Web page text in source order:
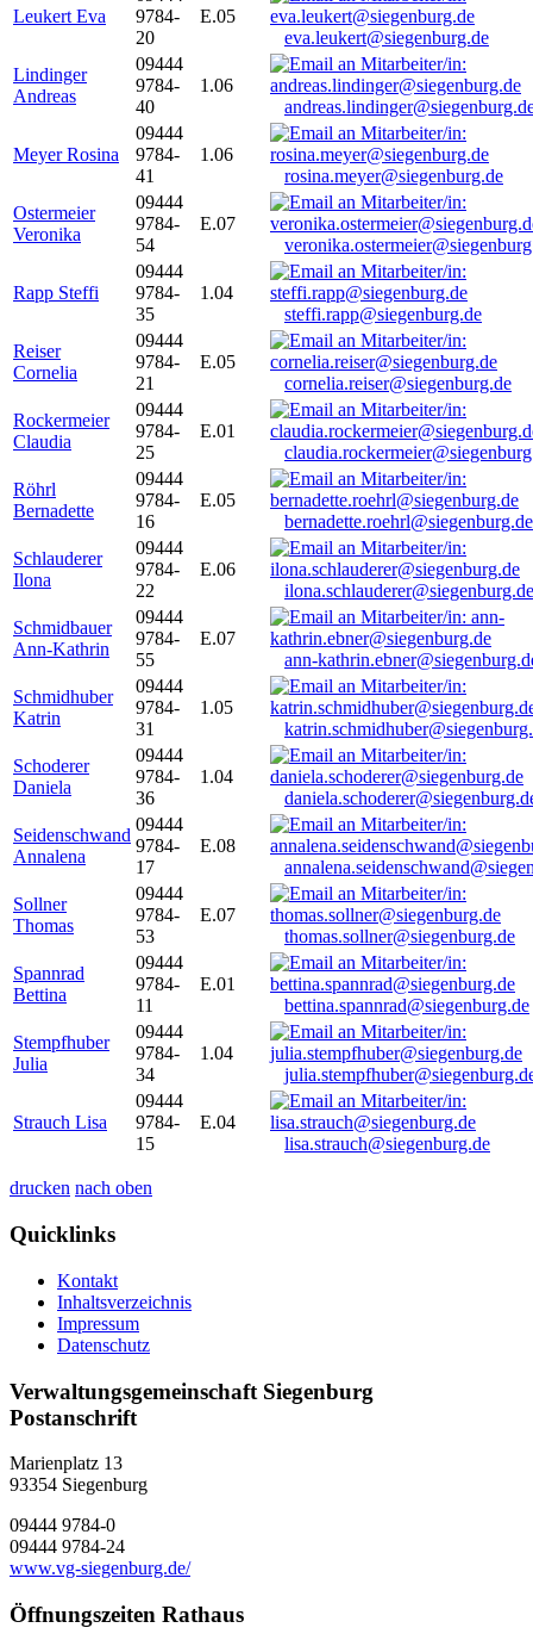
Leukert Eva
9784-
20
E.05
eva.leukert@siegenburg.de
Lindinger
Andreas
09444
9784-
40
1.06
Meyer Rosina
09444
9784-
41
1.06
rosina.meyer@siegenburg.de
Ostermeier
Veronika
09444
9784-
54
E.07
Rapp Steffi
09444
9784-
35
1.04
steffi.rapp@siegenburg.de
Reiser
Cornelia
09444
9784-
21
E.05
cornelia.reiser@siegenburg.de
Rockermeier
Claudia
09444
9784-
25
E.01
Röhrl
Bernadette
09444
9784-
16
E.05
bernadette.roehrl@siegenburg.de
Schlauderer
Ilona
09444
9784-
22
E.06
ilona.schlauderer@siegenburg.de
Schmidbauer
Ann-Kathrin
09444
9784-
55
E.07
ann-
Schmidhuber
Katrin
09444
9784-
31
1.05
Schoderer
Daniela
09444
9784-
36
1.04
Seidenschwand
Annalena
09444
9784-
17
E.08
Sollner
Thomas
09444
9784-
53
E.07
thomas.sollner@siegenburg.de
Spannrad
Bettina
09444
9784-
11
E.01
bettina.spannrad@siegenburg.de
Stempfhuber
Julia
09444
9784-
34
1.04
Strauch Lisa
09444
9784-
15
E.04
lisa.strauch@siegenburg.de
drucken nach oben
Quicklinks
Kontakt
Inhaltsverzeichnis
Impressum
Datenschutz
Verwaltungsgemeinschaft Siegenburg
Postanschrift
Marienplatz 13
93354 Siegenburg
09444 9784-0
09444 9784-24
www.vg-siegenburg.de/
Öffnungszeiten Rathaus